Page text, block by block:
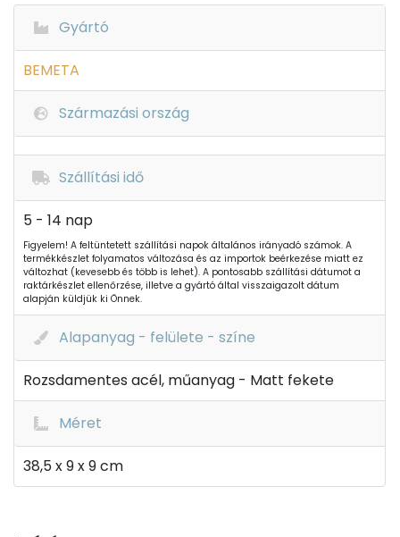
Gyártó
BEMETA
Származási ország
Szállítási idő
5 - 14 nap
Figyelem! A feltüntetett szállítási napok általános irányadó számok. A
termékkészlet folyamatos változása és az importok beérkezése miatt ez
változhat (kevesebb és több is lehet). A pontosabb szállítási dátumot a
raktárkészlet ellenőrzése, illetve a gyártó által visszaigazolt dátum
alapján küldjük ki Önnek.
Alapanyag - felülete - színe
Rozsdamentes acél, műanyag - Matt fekete
Méret
38,5 x 9 x 9 cm